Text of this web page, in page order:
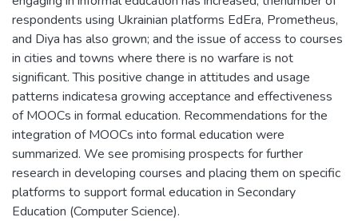
respondents using Ukrainian platforms EdEra, Prometheus,
and Diya has also grown; and the issue of access to courses
in cities and towns where there is no warfare is not
significant. This positive change in attitudes and usage
patterns indicatesa growing acceptance and effectiveness
of MOOCs in formal education. Recommendations for the
integration of MOOCs into formal education were
summarized. We see promising prospects for further
research in developing courses and placing them on specific
platforms to support formal education in Secondary
Education (Computer Science).